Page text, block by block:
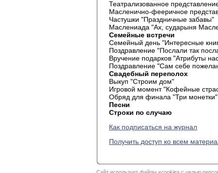
Театрализованное
Масленично-фееричное
Частушки "Праздничные забавы"
Маслениада "Ах, сударыня
Семейные встречи
Семейный день "Интересные
Поздравление "Послали так
Вручение подарков "Атрибуты
Поздравление "Сам себе
Свадебный переполох
Выкуп "Строим дом"
Игровой момент "Кофейные
Обряд для финала "Три монетки"
Песни
Строки по случаю
Как подписаться на журнал
Получить доступ ко всем